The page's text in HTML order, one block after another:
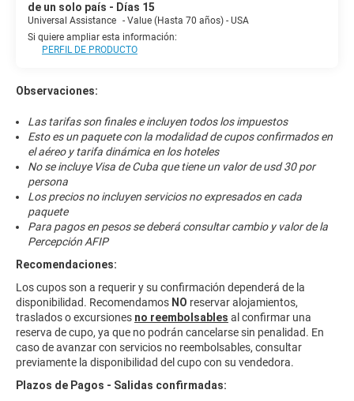
de un solo país - Días 15
Universal Assistance - Value (Hasta 70 años) - USA
Si quiere ampliar esta información:
PERFIL DE PRODUCTO
Observaciones:
Las tarifas son finales e incluyen todos los impuestos
Esto es un paquete con la modalidad de cupos confirmados en
el aéreo y tarifa dinámica en los hoteles
No se incluye Visa de Cuba que tiene un valor de usd 30 por
persona
Los precios no incluyen servicios no expresados en cada
paquete
Para pagos en pesos se deberá consultar cambio y valor de la
Percepción AFIP
Recomendaciones:
Los cupos son a requerir y su confirmación dependerá de la
disponibilidad. Recomendamos NO reservar alojamientos,
traslados o excursiones no reembolsables al confirmar una
reserva de cupo, ya que no podrán cancelarse sin penalidad. En
caso de avanzar con servicios no reembolsables, consultar
previamente la disponibilidad del cupo con su vendedora.
Plazos de Pagos - Salidas confirmadas: